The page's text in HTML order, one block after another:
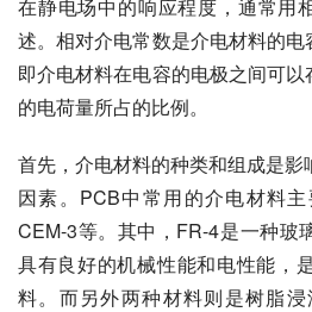
在静电场中的响应程度，通常用
述。相对介电常数是介电材料的电
即介电材料在电容的电极之间可
的电荷量所占的比例。
首先，介电材料的种类和组成是
因素。PCB中常用的介电材料
CEM-3等。其中，FR-4是一种玻
具有良好的机械性能和电性能，
料。而另外两种材料则是树脂